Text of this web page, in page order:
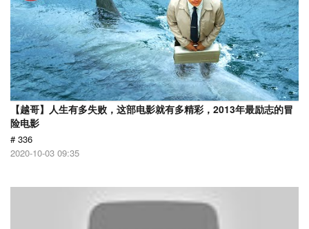
【越哥】人生有多失败，这部电影就有多精彩，2013年最励志的冒
险电影
# 336
2020-10-03 09:35